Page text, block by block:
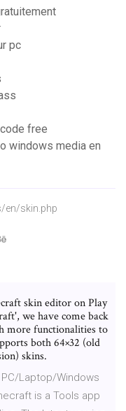
pc
free
windows media en
en/skin.php
skin editor on Play
we have come back
more functionalities to
both 64×32 (old
skins.
Laptop/Windows
is a Tools app